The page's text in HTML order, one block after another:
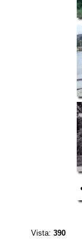
Vista:390